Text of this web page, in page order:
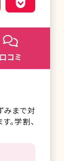
口コミ
みまで対
。学割、